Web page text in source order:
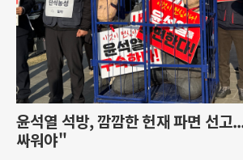
윤석열 석방, 깜깜한 헌재 파면 선고
싸워야"